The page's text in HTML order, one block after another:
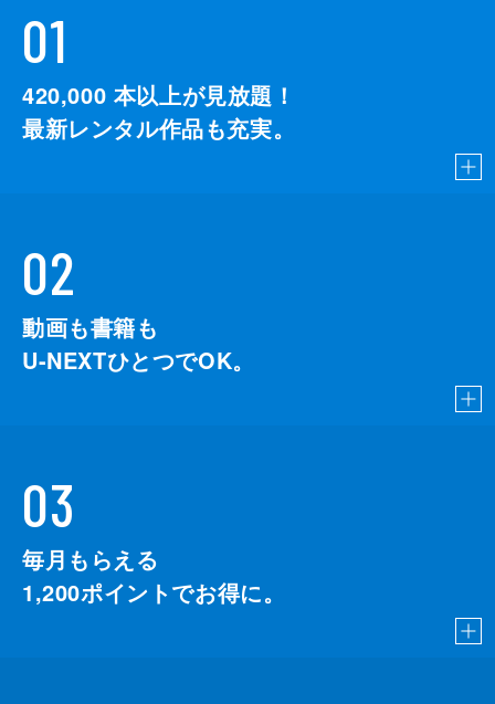
01
420,000 本以上が見放題！
最新レンタル作品も充実。
02
動画も書籍も
U-NEXTひとつでOK。
03
毎月もらえる
1,200ポイントでお得に。